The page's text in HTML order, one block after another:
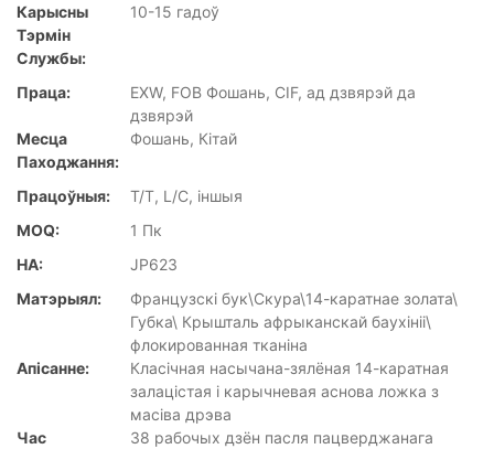
Карысны
Тэрмін
Службы:
10-15 гадоў
Праца:
EXW, FOB Фошань, CIF, ад дзвярэй да
дзвярэй
Месца
Паходжання:
Фошань, Кітай
Працоўныя:
T/T, L/C, іншыя
MOQ:
1 Пк
НА:
JP623
Матэрыял:
Французскі бук\Скура\14-каратнае золата\
Губка\ Крышталь афрыканскай баухініі\
флокированная тканіна
Апісанне:
Класічная насычана-зялёная 14-каратная
залацістая і карычневая аснова ложка з
масіва дрэва
Час
38 рабочых дзён пасля пацверджанага